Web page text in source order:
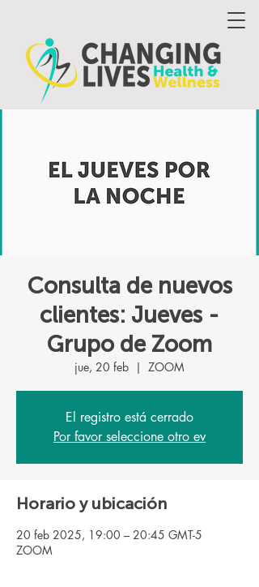
Consulta de nuevos
clientes: Jueves -
Grupo de Zoom
jue, 20 feb
  |
ZOOM
El registro está cerrado
Por favor seleccione otro ev
Horario y ubicación
20 feb 2025, 19:00 – 20:45 GMT-5
ZOOM